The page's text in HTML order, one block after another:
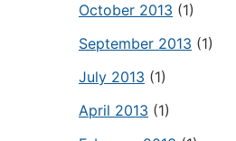
October 2013 (1)
September 2013 (1)
July 2013 (1)
April 2013 (1)